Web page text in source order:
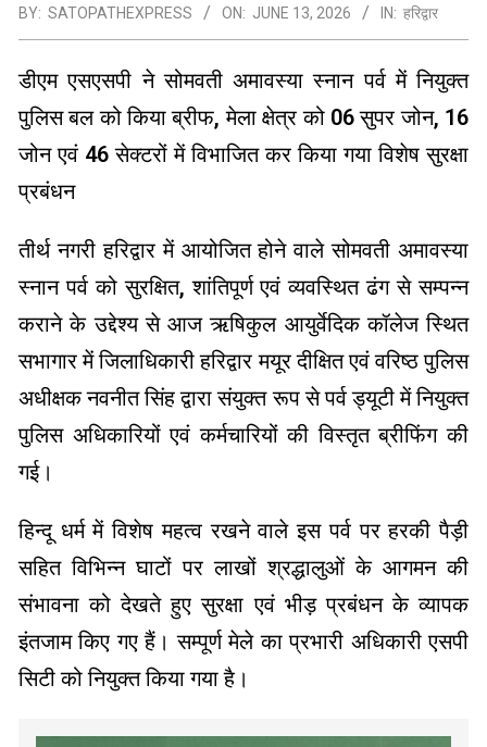
BY: SATOPATHEXPRESS ON: JUNE 13, 2026 IN: हरिद्वार
डीएम एसएसपी ने सोमवती अमावस्या स्नान पर्व में नियुक्त
पुलिस बल को किया ब्रीफ, मेला क्षेत्र को 06 सुपर जोन, 16
जोन एवं 46 सेक्टरों में विभाजित कर किया गया विशेष सुरक्षा
प्रबंधन
तीर्थ नगरी हरिद्वार में आयोजित होने वाले सोमवती अमावस्या
स्नान पर्व को सुरक्षित, शांतिपूर्ण एवं व्यवस्थित ढंग से सम्पन्न
कराने के उद्देश्य से आज ऋषिकुल आयुर्वेदिक कॉलेज स्थित
सभागार में जिलाधिकारी हरिद्वार मयूर दीक्षित एवं वरिष्ठ पुलिस
अधीक्षक नवनीत सिंह द्वारा संयुक्त रूप से पर्व ड्यूटी में नियुक्त
पुलिस अधिकारियों एवं कर्मचारियों की विस्तृत ब्रीफिंग की
गई।
हिन्दू धर्म में विशेष महत्व रखने वाले इस पर्व पर हरकी पैड़ी
सहित विभिन्न घाटों पर लाखों श्रद्धालुओं के आगमन की
संभावना को देखते हुए सुरक्षा एवं भीड़ प्रबंधन के व्यापक
इंतजाम किए गए हैं। सम्पूर्ण मेले का प्रभारी अधिकारी एसपी
सिटी को नियुक्त किया गया है।